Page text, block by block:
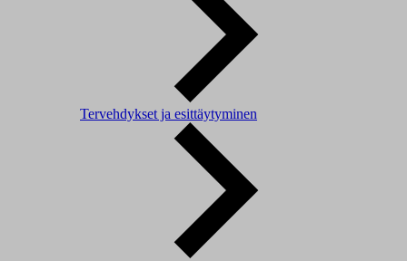
Tervehdykset ja esittäytyminen